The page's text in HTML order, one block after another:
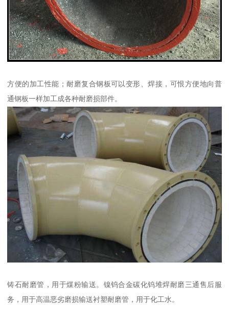
方便的加工性能；耐磨复合钢板可以变形、焊接，可恨方便地向普
通钢板一样加工成各种耐磨损部件。
铸石耐磨管，用于煤粉输送。镍钨合金碳化钨堆焊耐磨三通售后服
务，用于高温恶劣磨损输送衬塑耐磨管，用于化工水。